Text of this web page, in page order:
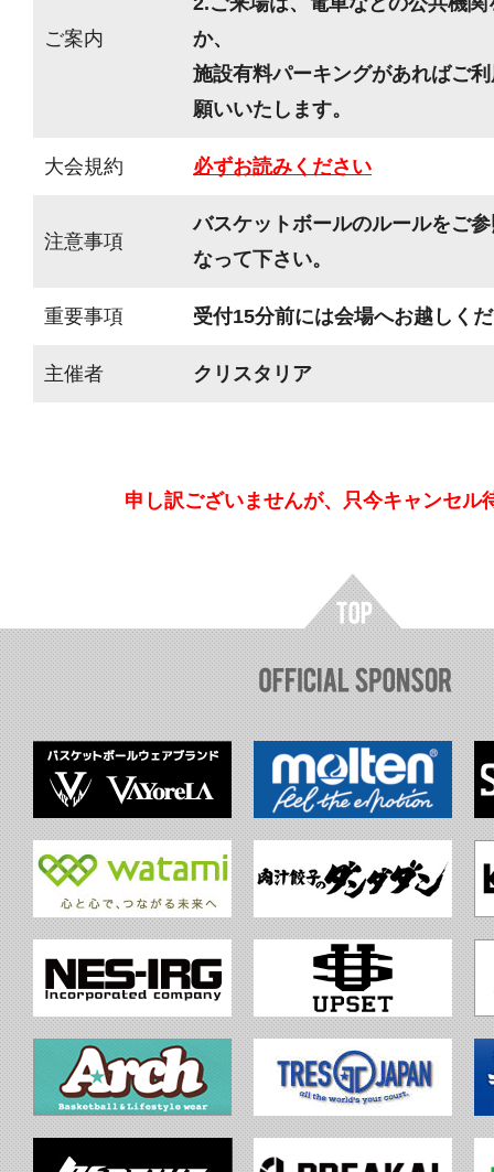
ご案内
か、
施設有料パーキングがあればご
願いいたします。
大会規約 必ずお読みください
注意事項
バスケットボールのルールをご
なって下さい。
重要事項 受付15分前には会場へお越しく
主催者 クリスタリア
申し訳ございませんが、只今キャンセル